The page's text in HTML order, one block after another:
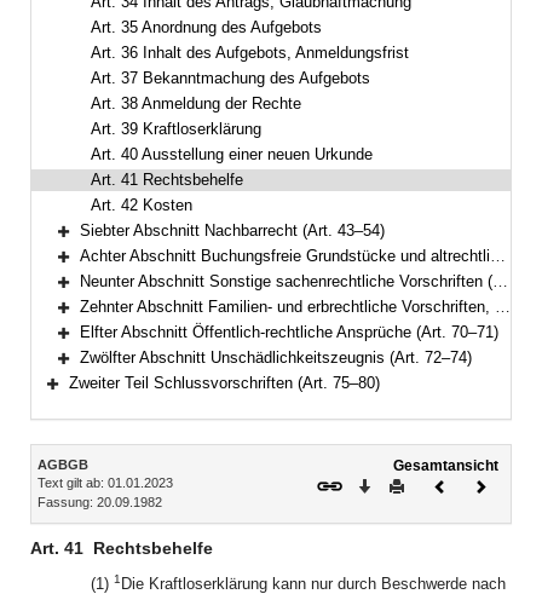
Art. 35 Anordnung des Aufgebots
Art. 36 Inhalt des Aufgebots, Anmeldungsfrist
Art. 37 Bekanntmachung des Aufgebots
Art. 38 Anmeldung der Rechte
Art. 39 Kraftloserklärung
Art. 40 Ausstellung einer neuen Urkunde
Art. 41 Rechtsbehelfe
Art. 42 Kosten
Bereich erweitern
Siebter Abschnitt Nachbarrecht (Art. 43–54)
Bereich erweitern
Achter Abschnitt Buchungsfreie Grundstücke und altrechtliche Grunddienstbarkeiten (Art. 55–60)
Bereich erweitern
Neunter Abschnitt Sonstige sachenrechtliche Vorschriften (Art. 61–66)
Bereich erweitern
Zehnter Abschnitt Familien- und erbrechtliche Vorschriften, Vollziehung von Auflagen (Art. 67–69)
Bereich erweitern
Elfter Abschnitt Öffentlich-rechtliche Ansprüche (Art. 70–71)
Bereich erweitern
Zwölfter Abschnitt Unschädlichkeitszeugnis (Art. 72–74)
Zweiter Teil Schlussvorschriften (Art. 75–80)
Inhalt
AGBGB
Text gilt ab: 01.01.2023
Fassung: 20.09.1982
Gesamtansicht
Download
DruckenVorheriges
Art. 41 Rechtsbehelfe
(1) 1 Die Kraftloserklärung kann nur durch Beschwerde nach